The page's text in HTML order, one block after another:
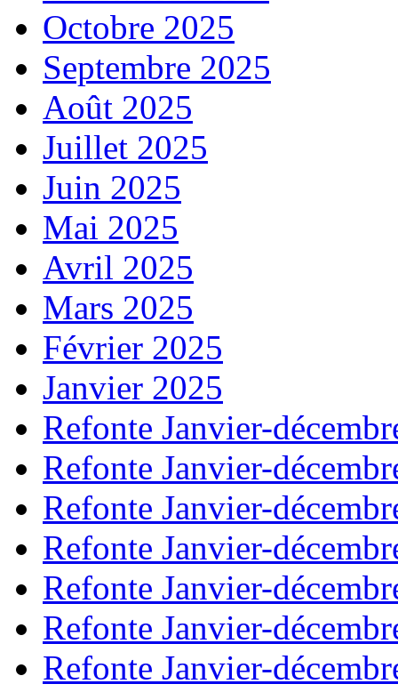
Octobre 2025
Septembre 2025
Août 2025
Juillet 2025
Juin 2025
Mai 2025
Avril 2025
Mars 2025
Février 2025
Janvier 2025
Refonte Janvier-
Refonte Janvier-
Refonte Janvier-
Refonte Janvier-
Refonte Janvier-
Refonte Janvier-
Refonte Janvier-